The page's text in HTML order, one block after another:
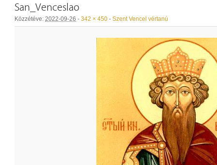
San_Venceslao
Közzétéve: 2022-09-26 - 342 × 450 - Szent Vencel vértanú